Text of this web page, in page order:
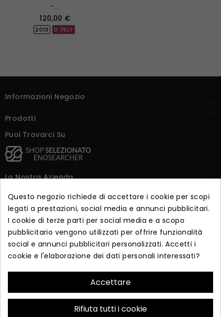
-...
Prezzo
120,00 €
2013 0.75LT
Informazioni Negozio
Prodotti
Puoi Trovarci Su
La Nostra Azienda 
Dicono Di Noi 
Iscriviti alla newsletter
Iscriviti per ricevere offerte esclusive e vendite in anteprima.
Questo negozio richiede di accettare i cookie per scopi
legati a prestazioni, social media e annunci pubblicitari.
I cookie di terze parti per social media e a scopo
pubblicitario vengono utilizzati per offrire funzionalità
social e annunci pubblicitari personalizzati. Accetti i
cookie e l'elaborazione dei dati personali interessati?
Accettare
Rifiuta tutti i cookie